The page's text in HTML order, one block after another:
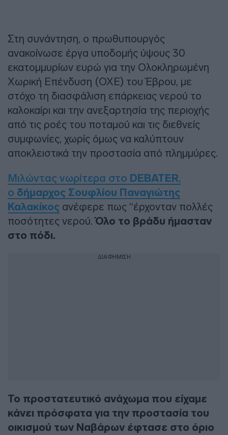
Στη συνάντηση, ο πρωθυπουργός
ανακοίνωσε έργα υποδομής ύψους 30
εκατομμυρίων ευρώ για την Ολοκληρωμένη
Χωρική Επένδυση (ΟΧΕ) του Έβρου, με
στόχο τη διασφάλιση επάρκειας νερού το
καλοκαίρι και την ανεξαρτησία της περιοχής
από τις ροές του ποταμού και τις διεθνείς
συμφωνίες, χωρίς όμως να καλύπτουν
αποκλειστικά την προστασία από πλημμύρες.
Μιλώντας νωρίτερα στο DEBATER,
ο δήμαρχος Σουφλίου Παναγιώτης
Καλακίκος ανέφερε πως “έρχονταν πολλές
ποσότητες νερού.Όλο το βράδυ ήμασταν
στο πόδι.
ΔΙΑΦΗΜΙΣΗ
Το προστατευτικό ανάχωμα που είχαμε
κάνει πρόσφατα για την προστασία του
οικισμού των Ναβάρων έφτασε στο όριο